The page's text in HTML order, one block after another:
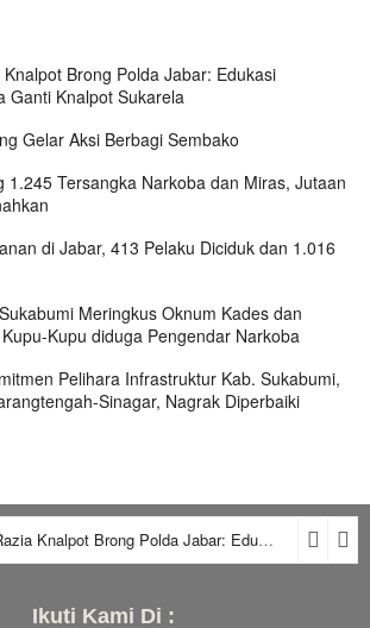
Brong Polda Jabar: Edukasi
Ganti Knalpot Sukarela
Gelar Aksi Berbagi Sembako
1.245 Tersangka Narkoba dan Miras, Jutaan
di Jabar, 413 Pelaku Diciduk dan 1.016
Meringkus Oknum Kades dan
Kupu diduga Pengendar Narkoba
Pelihara Infrastruktur Kab. Sukabumi,
Sinagar, Nagrak Diperbaiki
Sisi Humanis Razia Knalpot Brong Polda Jabar: Edukasi Pengendara Hingga Ganti Knalpot Sukarela
Ikuti Kami Di :